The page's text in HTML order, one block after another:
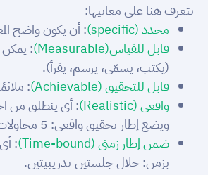
نتعرف هنا على معانيها:
محدد (specific)
: أن يكون واضح
قابل للقياس(Measurable)
:
(يكتب، يسمّي، يرسم، يقرأ).
قابل للتحقيق (Achievable)
:
واقعي (Realistic)
: أي ينطلق من
ويضع إطار تحقيق واقعي: 5 محاولات من أصل 10.
ضمن إطار زمني (Time-bound)
:
بزمن: خلال جلستين تدريبيتين.